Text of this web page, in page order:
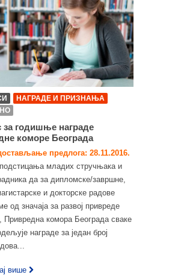
НАГРАДЕ И ПРИЗНАЊА
за годишње награде
коморе Београда
предлога: 28.11.2016.
младих стручњака и
да за дипломске/завршне,
и докторске радове
од значаја за развој привреде
Привредна комора Београда сваке
награде за један број
више